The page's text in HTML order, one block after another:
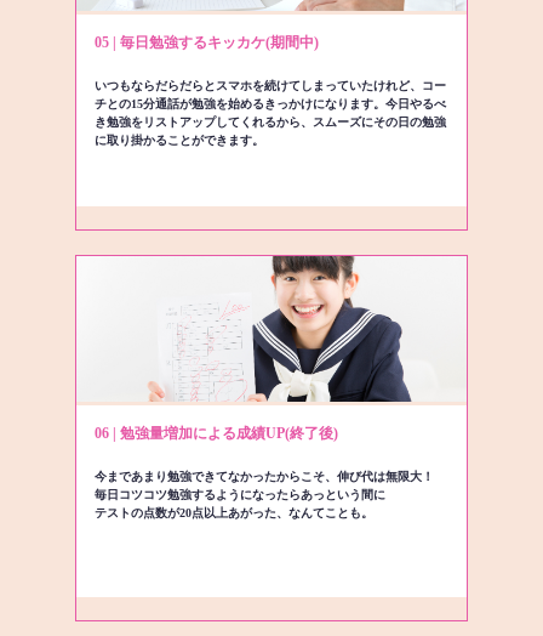
05 | 毎日勉強するキッカケ(期間中)
いつもならだらだらとスマホを続けてしまっていたけれど、コー
チとの15分通話が勉強を始めるきっかけになります。今日やるべ
き勉強をリストアップしてくれるから、スムーズにその日の勉強
に取り掛かることができます。
06 | 勉強量増加による成績UP(終了後)
今まであまり勉強できてなかったからこそ、伸び代は無限大！
毎日コツコツ勉強するようになったらあっという間に
テストの点数が20点以上あがった、なんてことも。